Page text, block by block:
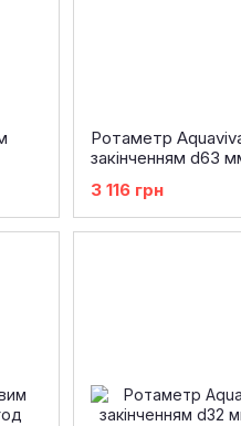
Ротаметр
закінченням d63
3 116 грн